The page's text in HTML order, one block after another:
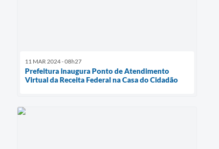
11 MAR 2024 - 08h27
Prefeitura inaugura Ponto de Atendimento
Virtual da Receita Federal na Casa do Cidadão